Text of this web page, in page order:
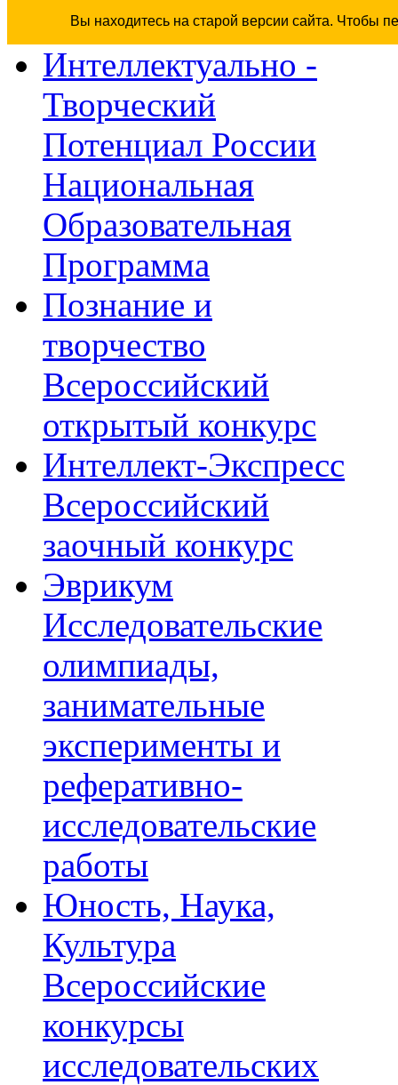
Вы находитесь на старой версии сайта. Чтобы
Интеллектуально -
Творческий
Потенциал России
Национальная
Образовательная
Программа
Познание и
творчество
Всероссийский
открытый конкурс
Интеллект-Экспресс
Всероссийский
заочный конкурс
Эврикум
Исследовательские
олимпиады,
занимательные
эксперименты и
реферативно-
исследовательские
работы
Юность, Наука,
Культура
Всероссийские
конкурсы
исследовательских